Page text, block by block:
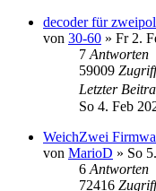
decoder für
von 30-60 » Fr 2.
7 Antworten
59009
Letzter
So 4. Feb
WeichZwei
von MarioD » So
6 Antworten
72416